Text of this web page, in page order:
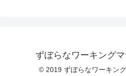
ずぼらなワーキング
© 2019 ずぼらなワーキン